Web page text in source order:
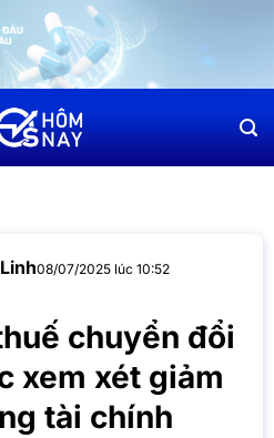
08/07/2025 lúc 10:52
chuyển đổi
xem xét giảm
tài chính